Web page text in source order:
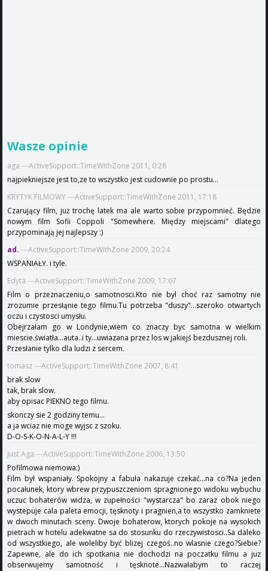
Wasze opinie
aga ---ActiveSupport::TimeWithZone 2011, 0:28
najpiekniejsze jest to,ze to wszystko jest cudownie po prostu...
KRYTYK FILMOWY ---ActiveSupport::TimeWithZone 2011, 17:18
Czarujący film, już trochę latek ma ale warto sobie przypomnieć. Będzie
nowym film Sofii Coppoli "Somewhere. Między miejscami" dlatego
przypominają jej najlepszy :)
ad. ---ActiveSupport::TimeWithZone 2009, 20:24
WSPANIAŁY. i tyle.
Edyta ---ActiveSupport::TimeWithZone 2009, 17:07
Film o przeznaczeniu,o samotnosci.Kto nie byl choć raz samotny nie
zrozumie przesłąnie tego filmu.Tu potrzeba "duszy"...szeroko otwartych
oczu i czystosci umysłu.
Obejrzałam go w Londynie,wiem co znaczy byc samotna w wielkim
miescie.światła...auta..i ty...uwiazana przez los w jakiejś bezdusznej roli.
Przesłanie tylko dla ludzi z sercem.
tomasz ---ActiveSupport::TimeWithZone 2007, 8:41
brak slow
tak, brak slow.
aby opisac PIEKNO tego filmu.
skonczy sie 2 godziny temu...
a ja wciaz nie moge wyjsc z szoku.
D-O-S-K-O-N-A-L-Y !!!
Just Aga ---ActiveSupport::TimeWithZone 2006, 13:50
Pofilmowa niemowa:)
Film był wspaniały. Spokojny a fabuła nakazuje czekać...na co?Na jeden
pocałunek, ktory wbrew przypuszczeniom spragnionego widoku wybuchu
uczuc bohaterów widza, w zupełności "wystarcza" bo zaraz obok niego
wystepuje cala paleta emocji, tęsknoty i pragnien,a to wszystko zamkniete
w dwoch minutach sceny. Dwoje bohaterow, ktorych pokoje na wysokich
pietrach w hotelu adekwatne sa do stosunku do rzeczywistosci..Sa daleko
od wszystkiego, ale woleliby być blizej czegoś..no wlasnie czego?Siebie?
Zapewne, ale do ich spotkania nie dochodzi na poczatku filmu a juz
obserwujemy samotność i tęsknote...Nazwałabym to raczej